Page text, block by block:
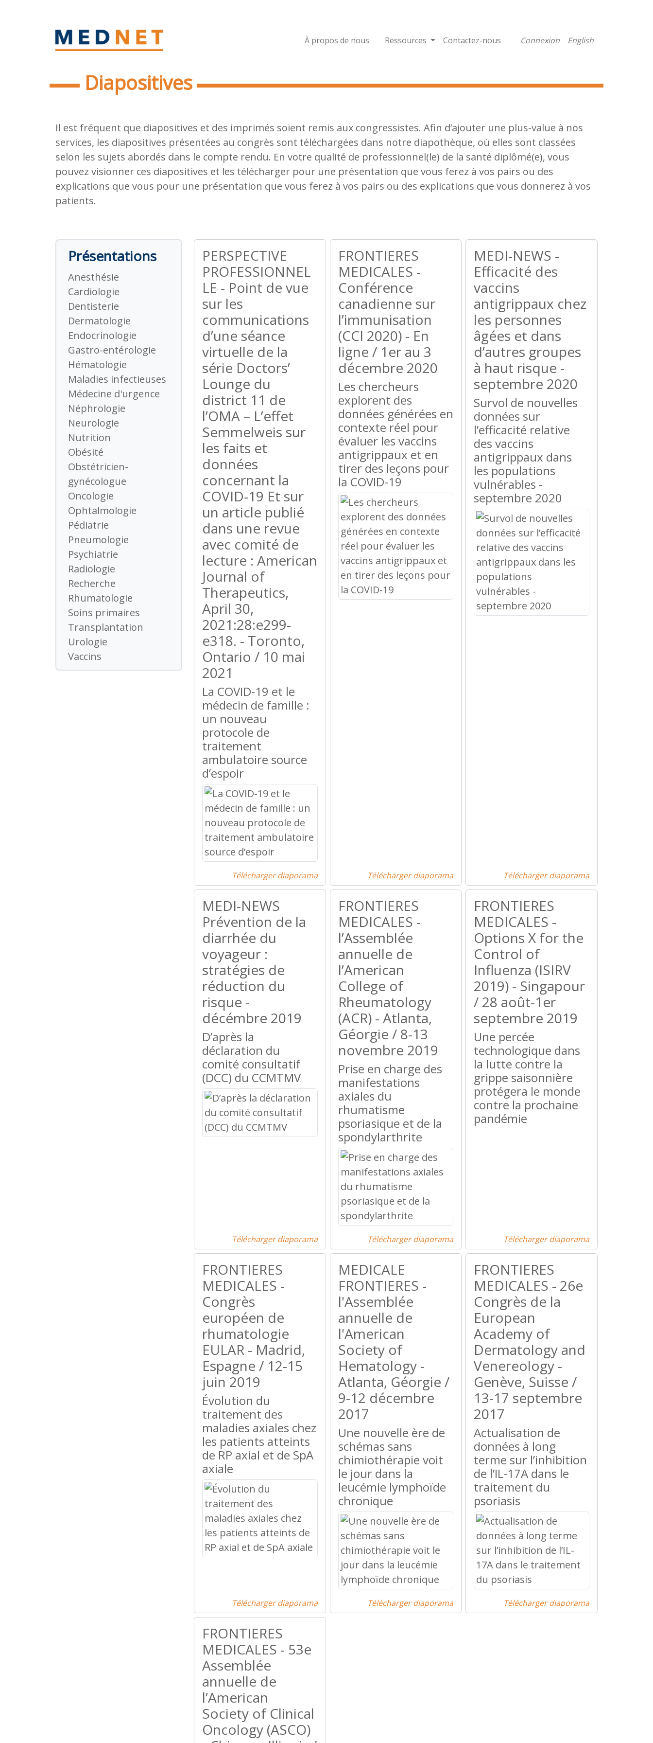
À propos de nous Ressources Contactez-nous Connexion English
Diapositives
Il est fréquent que diapositives et des imprimés soient remis aux congressistes. Afin d’ajouter une plus-value à nos
services, les diapositives présentées au congrès sont téléchargées dans notre diapothèque, où elles sont classées
selon les sujets abordés dans le compte rendu. En votre qualité de professionnel(le) de la santé diplômé(e), vous
pouvez visionner ces diapositives et les télécharger pour une présentation que vous ferez à vos pairs ou des
explications que vous pour une présentation que vous ferez à vos pairs ou des explications que vous donnerez à vos
patients.
Présentations
Anesthésie
Cardiologie
Dentisterie
Dermatologie
Endocrinologie
Gastro-entérologie
Hématologie
Maladies infectieuses
Médecine d'urgence
Néphrologie
Neurologie
Nutrition
Obésité
Obstétricien-
gynécologue
Oncologie
Ophtalmologie
Pédiatrie
Pneumologie
Psychiatrie
Radiologie
Recherche
Rhumatologie
Soins primaires
Transplantation
Urologie
Vaccins
PERSPECTIVE
PROFESSIONNEL
LE - Point de vue
sur les
communications
d’une séance
virtuelle de la
série Doctors’
Lounge du
district 11 de
l’OMA – L’effet
Semmelweis sur
les faits et
données
concernant la
COVID-19 Et sur
un article publié
dans une revue
avec comité de
lecture : American
Journal of
Therapeutics,
April 30,
2021:28:e299-
e318. - Toronto,
Ontario / 10 mai
2021
La COVID-19 et le
médecin de famille :
un nouveau
protocole de
traitement
ambulatoire source
d’espoir
Télécharger diaporama
FRONTIERES
MEDICALES -
Conférence
canadienne sur
l’immunisation
(CCI 2020) - En
ligne / 1er au 3
décembre 2020
Les chercheurs
explorent des
données générées en
contexte réel pour
évaluer les vaccins
antigrippaux et en
tirer des leçons pour
la COVID-19
Télécharger diaporama
MEDI-NEWS -
Efficacité des
vaccins
antigrippaux chez
les personnes
âgées et dans
d’autres groupes
à haut risque -
septembre 2020
Survol de nouvelles
données sur
l’efficacité relative
des vaccins
antigrippaux dans
les populations
vulnérables -
septembre 2020
Télécharger diaporama
MEDI-NEWS
Prévention de la
diarrhée du
voyageur :
stratégies de
réduction du
risque -
décémbre 2019
D’après la
déclaration du
comité consultatif
(DCC) du CCMTMV
Télécharger diaporama
FRONTIERES
MEDICALES -
l’Assemblée
annuelle de
l’American
College of
Rheumatology
(ACR) - Atlanta,
Géorgie / 8-13
novembre 2019
Prise en charge des
manifestations
axiales du
rhumatisme
psoriasique et de la
spondylarthrite
Télécharger diaporama
FRONTIERES
MEDICALES -
Options X for the
Control of
Influenza (ISIRV
2019) - Singapour
/ 28 août-1er
septembre 2019
Une percée
technologique dans
la lutte contre la
grippe saisonnière
protégera le monde
contre la prochaine
pandémie
Télécharger diaporama
FRONTIERES
MEDICALES -
Congrès
européen de
rhumatologie
EULAR - Madrid,
Espagne / 12-15
juin 2019
Évolution du
traitement des
maladies axiales chez
les patients atteints
de RP axial et de SpA
axiale
Télécharger diaporama
MEDICALE
FRONTIERES -
l'Assemblée
annuelle de
l'American
Society of
Hematology -
Atlanta, Géorgie /
9-12 décembre
2017
Une nouvelle ère de
schémas sans
chimiothérapie voit
le jour dans la
leucémie lymphoïde
chronique
Télécharger diaporama
FRONTIERES
MEDICALES - 26e
Congrès de la
European
Academy of
Dermatology and
Venereology -
Genève, Suisse /
13-17 septembre
2017
Actualisation de
données à long
terme sur l’inhibition
de l’IL-17A dans le
traitement du
psoriasis
Télécharger diaporama
FRONTIERES
MEDICALES - 53e
Assemblée
annuelle de
l’American
Society of Clinical
Oncology (ASCO)